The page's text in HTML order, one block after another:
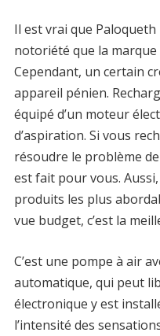
Il est vrai que
notoriété que la
Cependant, un certain
appareil pénien.
équipé d’un moteur
d’aspiration. Si vous
résoudre le problème
est fait pour vous.
produits les plus
vue budget, c’est la
C’est une pompe à air
automatique, qui peut
électronique y est
l’intensité des